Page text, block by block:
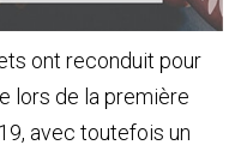
ont reconduit pour
lors de la première
avec toutefois un